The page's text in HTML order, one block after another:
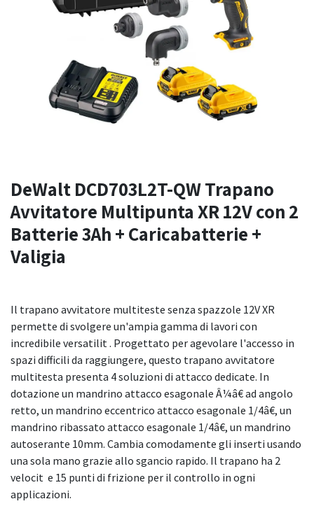
DeWalt DCD703L2T-QW Trapano
Avvitatore Multipunta XR 12V con 2
Batterie 3Ah + Caricabatterie +
Valigia
Il trapano avvitatore multiteste senza spazzole 12V XR
permette di svolgere un'ampia gamma di lavori con
incredibile versatilit . Progettato per agevolare l'accesso in
spazi difficili da raggiungere, questo trapano avvitatore
multitesta presenta 4 soluzioni di attacco dedicate. In
dotazione un mandrino attacco esagonale Â¼â€ ad angolo
retto, un mandrino eccentrico attacco esagonale 1/4â€, un
mandrino ribassato attacco esagonale 1/4â€, un mandrino
autoserante 10mm. Cambia comodamente gli inserti usando
una sola mano grazie allo sgancio rapido. Il trapano ha 2
velocit e 15 punti di frizione per il controllo in ogni
applicazioni.